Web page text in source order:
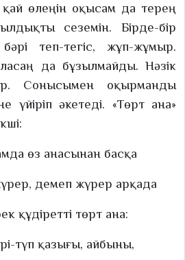
өлеңін оқысам да терең
сеземін. Бірде-бір
теп-тегіс, жұп-жұмыр.
да бұзылмайды. Нәзік
Сонысымен оқырманды
үйіріп әкетеді. «Төрт ана»
өз анасынан басқа
демеп жүрер арқада
құдіретті төрт ана:
түп қазығы, айбыны,